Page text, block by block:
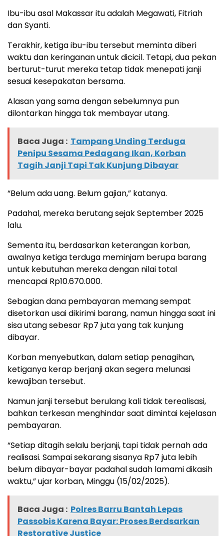
Ibu-ibu asal Makassar itu adalah Megawati, Fitriah
dan Syanti.
Terakhir, ketiga ibu-ibu tersebut meminta diberi
waktu dan keringanan untuk dicicil. Tetapi, dua pekan
berturut-turut mereka tetap tidak menepati janji
sesuai kesepakatan bersama.
Alasan yang sama dengan sebelumnya pun
dilontarkan hingga tak membayar utang.
Baca Juga : Tampang Unding Terduga
Penipu Sesama Pedagang Ikan, Korban
Tagih Janji Tapi Tak Kunjung Dibayar
“Belum ada uang. Belum gajian,” katanya.
Padahal, mereka berutang sejak September 2025
lalu.
Sementa itu, berdasarkan keterangan korban,
awalnya ketiga terduga meminjam berupa barang
untuk kebutuhan mereka dengan nilai total
mencapai Rp10.670.000.
Sebagian dana pembayaran memang sempat
disetorkan usai dikirimi barang, namun hingga saat ini
sisa utang sebesar Rp7 juta yang tak kunjung
dibayar.
Korban menyebutkan, dalam setiap penagihan,
ketiganya kerap berjanji akan segera melunasi
kewajiban tersebut.
Namun janji tersebut berulang kali tidak terealisasi,
bahkan terkesan menghindar saat dimintai kejelasan
pembayaran.
“Setiap ditagih selalu berjanji, tapi tidak pernah ada
realisasi. Sampai sekarang sisanya Rp7 juta lebih
belum dibayar-bayar padahal sudah lamami dikasih
waktu,” ujar korban, Minggu (15/02/2025).
Baca Juga : Polres Barru Bantah Lepas
Passobis Karena Bayar: Proses Berdsarkan
Restorative Justice